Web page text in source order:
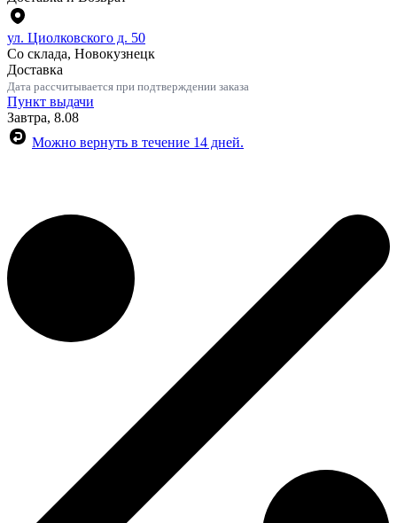
ул. Циолковского д. 50
Со склада, Новокузнецк
Доставка
Дата рассчитывается при подтверждении заказа
Пункт выдачи
Завтра, 8.08
Можно вернуть в течение 14 дней.